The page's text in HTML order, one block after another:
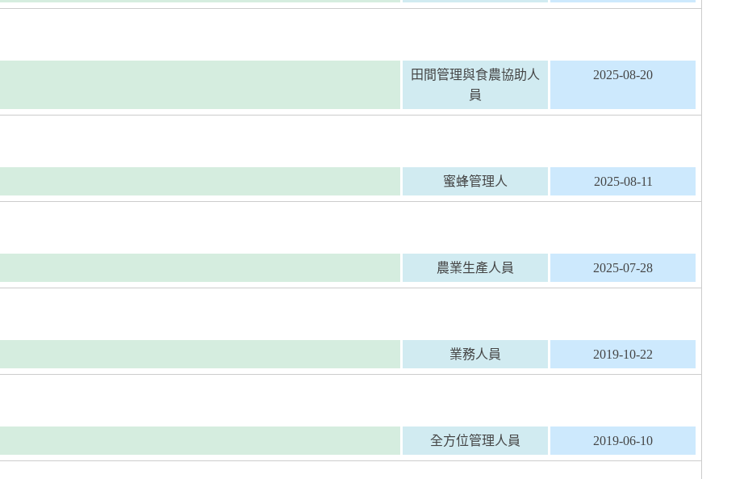
田間管理與食農協助人
員
2025-08-20
蜜蜂管理人 2025-08-11
農業生產人員 2025-07-28
業務人員 2019-10-22
全方位管理人員 2019-06-10